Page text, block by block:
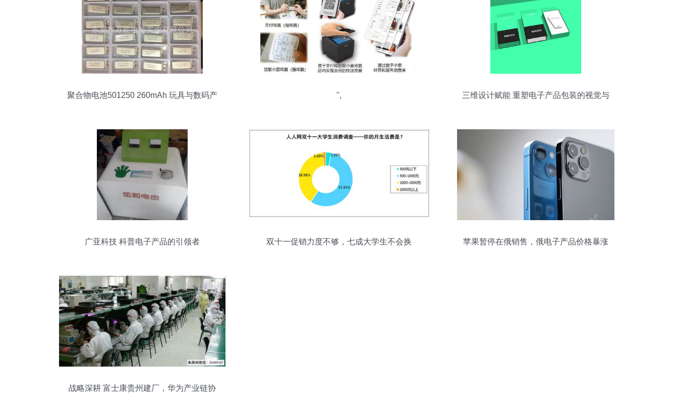
聚合物电池501250 260mAh 玩具与数码产
",
三维设计赋能 重塑电子产品包装的视觉与
广亚科技 科普电子产品的引领者
双十一促销力度不够，七成大学生不会换
苹果暂停在俄销售，俄电子产品价格暴涨
战略深耕 富士康贵州建厂，华为产业链协